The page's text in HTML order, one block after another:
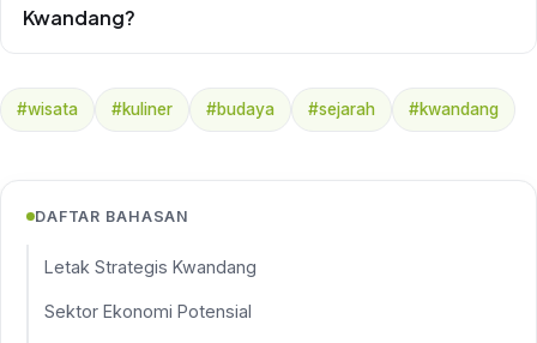
Kwandang?
#wisata #kuliner #budaya #sejarah #kwandang
DAFTAR BAHASAN
Letak Strategis Kwandang
Sektor Ekonomi Potensial